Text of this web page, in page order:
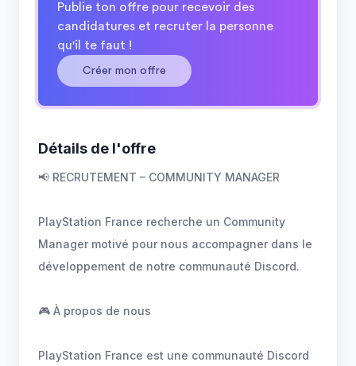
Publie ton offre pour recevoir des
candidatures et recruter la personne
qu'il te faut !
Créer mon offre
Détails de l'offre
📢 RECRUTEMENT – COMMUNITY MANAGER
PlayStation France recherche un Community
Manager motivé pour nous accompagner dans le
développement de notre communauté Discord.
🎮 À propos de nous
PlayStation France est une communauté Discord